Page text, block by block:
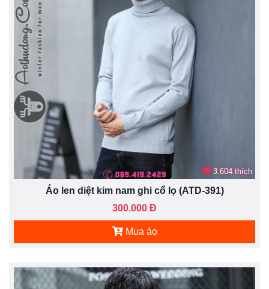
3.604 thích
Áo len diệt kim nam ghi cổ lọ (ATD-391)
300.000 Đ
Mua áo